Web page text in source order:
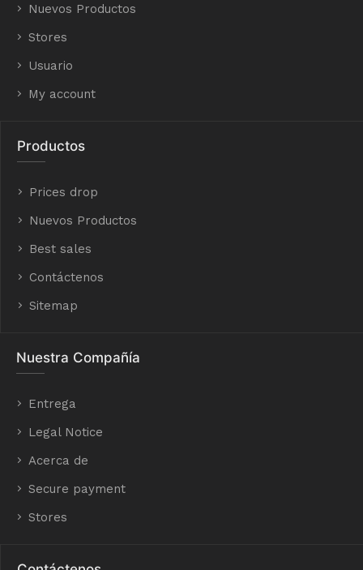
Nuevos Productos
Stores
Usuario
My account
Productos
Prices drop
Nuevos Productos
Best sales
Contáctenos
Sitemap
Nuestra Compañía
Entrega
Legal Notice
Acerca de
Secure payment
Stores